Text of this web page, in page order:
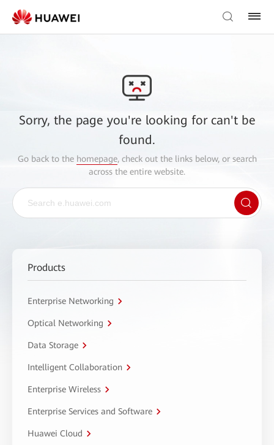
Sorry, the page you're looking for can't be
found.
Go back to the homepage, check out the links below, or search
across the entire website.
Products
Enterprise Networking
Optical Networking
Data Storage
Intelligent Collaboration
Enterprise Wireless
Enterprise Services and Software
Huawei Cloud